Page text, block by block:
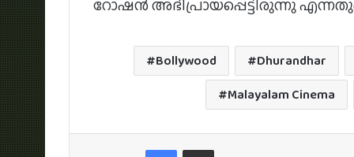
റോഷൻ അഭിപ്രായപ്പെട്ടിരുന്നു
Bollywood Dhurandhar
Malayalam Cinema
FacebookShare via Email